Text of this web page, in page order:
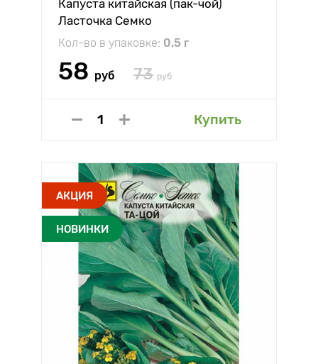
Капуста китайская (пак-чой)
Ласточка Семко
Кол-во в упаковке: 0.5 г
58 руб 73 руб
Купить
АКЦИЯ
НОВИНКИ